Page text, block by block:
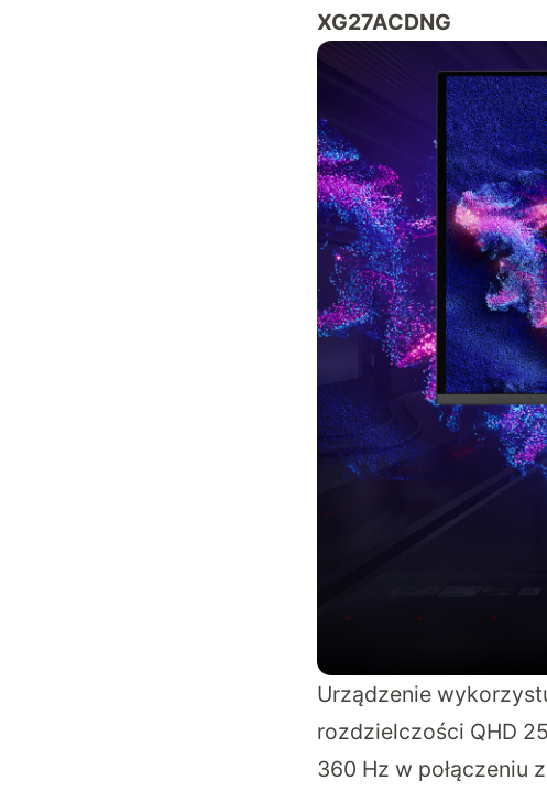
XG27ACDNG
Urządzenie
rozdzielczości QHD
360 Hz w połączeniu